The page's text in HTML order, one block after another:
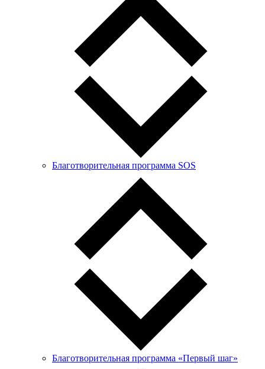
Благотворительная программа SOS
Благотворительная программа «Первый шаг»